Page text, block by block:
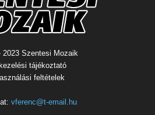
2023 Szentesi Mozaik
tájékoztató
feltételek
vferenc@t-email.hu